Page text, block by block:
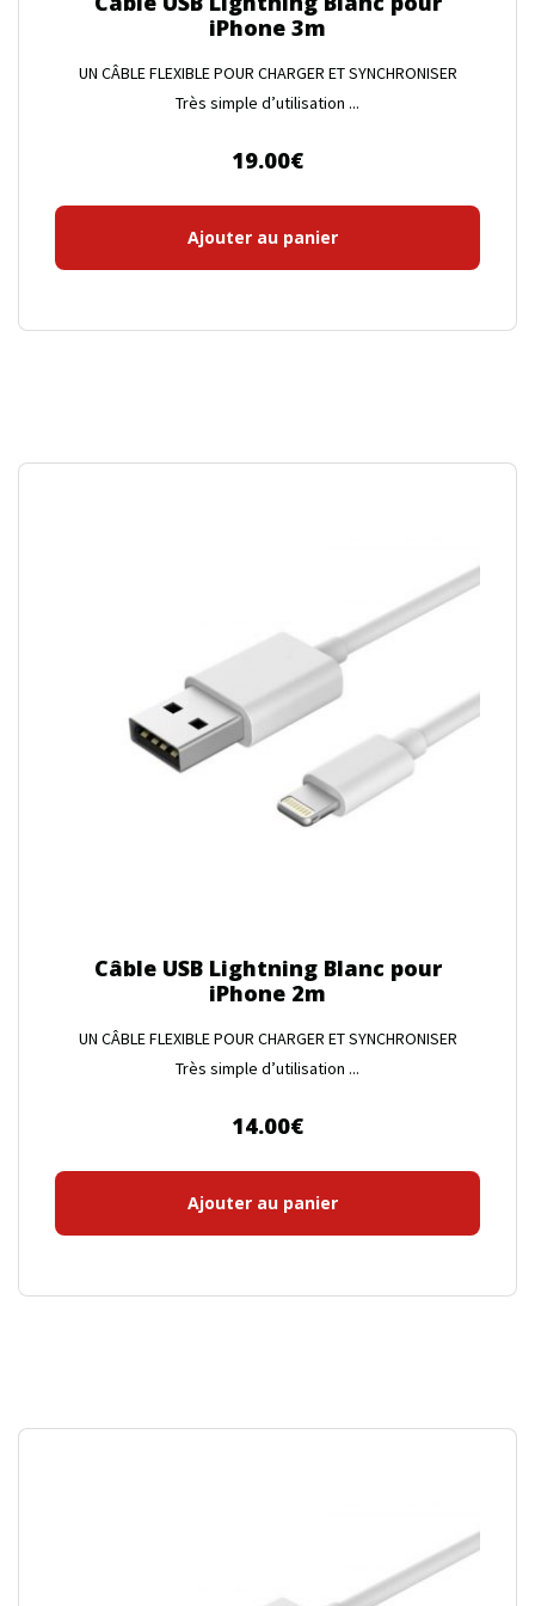
iPhone 3m
UN CÂBLE FLEXIBLE POUR CHARGER ET SYNCHRONISER
Très simple d’utilisation ...
19.00€
Ajouter au panier
Câble USB Lightning Blanc pour
iPhone 2m
UN CÂBLE FLEXIBLE POUR CHARGER ET SYNCHRONISER
Très simple d’utilisation ...
14.00€
Ajouter au panier